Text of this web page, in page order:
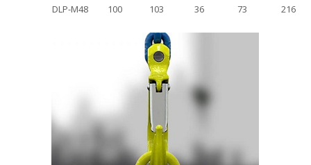
DLP-M48
100 103 36 73 216